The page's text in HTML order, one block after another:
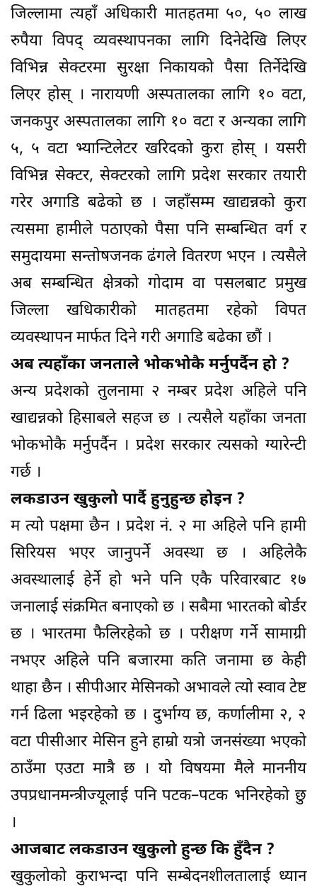
जिल्लामा त्यहाँ अधिकारी मातहतमा ५०, ५० लाख
रुपैया विपद् व्यवस्थापनका लागि दिनेदेखि लिएर
विभिन्न सेक्टरमा सुरक्षा निकायको पैसा तिर्नेदेखि
लिएर होस् । नारायणी अस्पतालका लागि १० वटा,
जनकपुर अस्पतालका लागि १० वटा र अन्यका लागि
५, ५ वटा भ्यान्टिलेटर खरिदको कुरा होस् । यसरी
विभिन्न सेक्टर, सेक्टरको लागि प्रदेश सरकार तयारी
गरेर अगाडि बढेको छ । जहाँसम्म खाद्यन्नको कुरा
त्यसमा हामीले पठाएको पैसा पनि सम्बन्धित वर्ग र
समुदायमा सन्तोषजनक ढंगले वितरण भएन । त्यसैले
अब सम्बन्धित क्षेत्रको गोदाम वा पसलबाट प्रमुख
जिल्ला खधिकारीको मातहतमा रहेको विपत
व्यवस्थापन मार्फत दिने गरी अगाडि बढेका छौं ।
अब त्यहाँका जनताले भोकभोकै मर्नुपर्दैन हो ?
अन्य प्रदेशको तुलनामा २ नम्बर प्रदेश अहिले पनि
खाद्यन्नको हिसाबले सहज छ । त्यसैले यहाँका जनता
भोकभोकै मर्नुपर्दैन । प्रदेश सरकार त्यसको ग्यारेन्टी
गर्छ ।
लकडाउन खुकुलो पार्दै हुनुहुन्छ होइन ?
म त्यो पक्षमा छैन । प्रदेश नं. २ मा अहिले पनि हामी
सिरियस भएर जानुपर्ने अवस्था छ । अहिलेकै
अवस्थालाई हेर्ने हो भने पनि एकै परिवारबाट १७
जनालाई संक्रमित बनाएको छ । सबैमा भारतको बोर्डर
छ । भारतमा फैलिरहेको छ । परीक्षण गर्ने सामाग्री
नभएर अहिले पनि बजारमा कति जनामा छ केही
थाहा छैन । सीपीआर मेसिनको अभावले त्यो स्वाव टेष्ट
गर्न ढिला भइरहेको छ । दुर्भाग्य छ, कर्णालीमा २, २
वटा पीसीआर मेसिन हुने हाम्रो यत्रो जनसंख्या भएको
ठाउँमा एउटा मात्रै छ । यो विषयमा मैले माननीय
उपप्रधानमन्त्रीज्यूलाई पनि पटक–पटक भनिरहेको छु
।
आजबाट लकडाउन खुकुलो हुन्छ कि हुँदैन ?
खुकुलोको कुराभन्दा पनि सम्बेदनशीलतालाई ध्यान